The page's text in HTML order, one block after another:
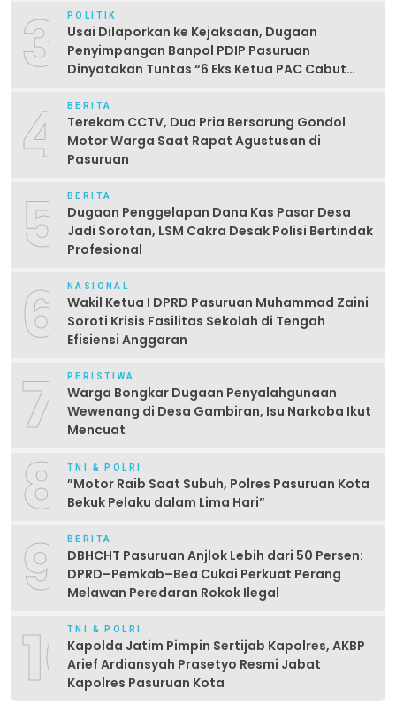
3 POLITIK
Usai Dilaporkan ke Kejaksaan, Dugaan
Penyimpangan Banpol PDIP Pasuruan
Dinyatakan Tuntas “6 Eks Ketua PAC Cabut
4 BERITA
Terekam CCTV, Dua Pria Bersarung Gondol
Motor Warga Saat Rapat Agustusan di
Pasuruan
5 BERITA
Dugaan Penggelapan Dana Kas Pasar Desa
Jadi Sorotan, LSM Cakra Desak Polisi Bertindak
Profesional
6 NASIONAL
Wakil Ketua I DPRD Pasuruan Muhammad Zaini
Soroti Krisis Fasilitas Sekolah di Tengah
Efisiensi Anggaran
7 PERISTIWA
Warga Bongkar Dugaan Penyalahgunaan
Wewenang di Desa Gambiran, Isu Narkoba Ikut
Mencuat
8 TNI & POLRI
‎”Motor Raib Saat Subuh, Polres Pasuruan Kota
Bekuk Pelaku dalam Lima Hari” ‎
9 BERITA
DBHCHT Pasuruan Anjlok Lebih dari 50 Persen:
DPRD–Pemkab–Bea Cukai Perkuat Perang
Melawan Peredaran Rokok Ilegal
10TNI & POLRI
Kapolda Jatim Pimpin Sertijab Kapolres, AKBP
Arief Ardiansyah Prasetyo Resmi Jabat
Kapolres Pasuruan Kota